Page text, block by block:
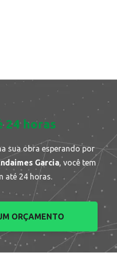
24 horas
sua obra esperando por
Garcia , você tem
até 24 horas.
ORÇAMENTO